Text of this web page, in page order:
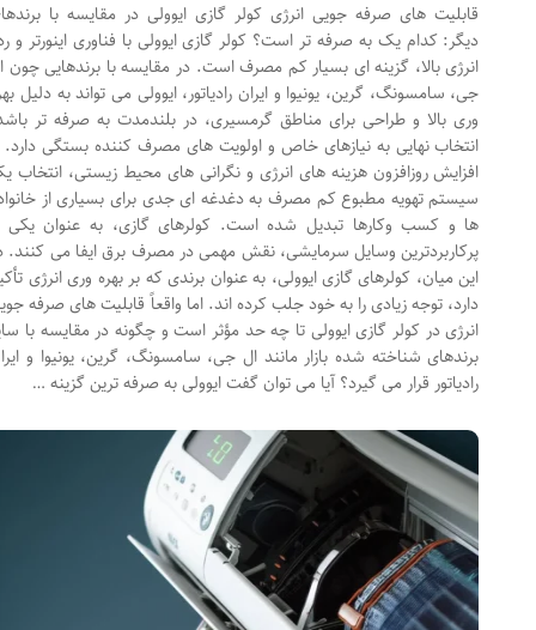
قابلیت های صرفه جویی انرژی کولر گازی ایوولی در مقایسه با برندهای
دیگر: کدام یک به صرفه تر است؟ کولر گازی ایوولی با فناوری اینورتر و رده
انرژی بالا، گزینه ای بسیار کم مصرف است. در مقایسه با برندهایی چون ال
جی، سامسونگ، گرین، یونیوا و ایران رادیاتور، ایوولی می تواند به دلیل بهره
وری بالا و طراحی برای مناطق گرمسیری، در بلندمدت به صرفه تر باشد.
انتخاب نهایی به نیازهای خاص و اولویت های مصرف کننده بستگی دارد. با
افزایش روزافزون هزینه های انرژی و نگرانی های محیط زیستی، انتخاب یک
سیستم تهویه مطبوع کم مصرف به دغدغه ای جدی برای بسیاری از خانواده
ها و کسب وکارها تبدیل شده است. کولرهای گازی، به عنوان یکی از
پرکاربردترین وسایل سرمایشی، نقش مهمی در مصرف برق ایفا می کنند. در
این میان، کولرهای گازی ایوولی، به عنوان برندی که بر بهره وری انرژی تأکید
دارد، توجه زیادی را به خود جلب کرده اند. اما واقعاً قابلیت های صرفه جویی
انرژی در کولر گازی ایوولی تا چه حد مؤثر است و چگونه در مقایسه با سایر
برندهای شناخته شده بازار مانند ال جی، سامسونگ، گرین، یونیوا و ایران
رادیاتور قرار می گیرد؟ آیا می توان گفت ایوولی به صرفه ترین گزینه …